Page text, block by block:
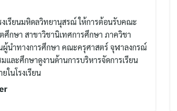
เรียนมหิดลวิทยานุสรณ์ ให้การต้อนรับคณะ
กษา สาขาวิชานิเทศการศึกษา ภาควิชา
ผู้นำทางการศึกษา คณะครุศาสตร์ จุฬาลงกรณ์
และศึกษาดูงานด้านการบริหารจัดการเรียน
ในโรงเรียน